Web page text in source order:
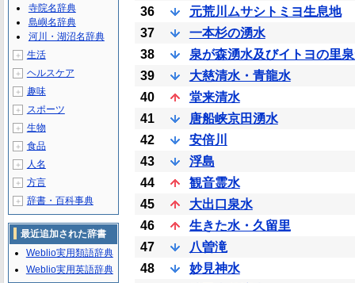
36
元荒川ムサシトミヨ生息地
37
一本杉の湧水
38
泉が森湧水及びイトヨの里
39
大慈清水・青龍水
40
堂来清水
41
唐船峡京田湧水
42
安倍川
43
浮島
44
観音霊水
45
大出口泉水
46
生きた水・久留里
47
八曽滝
48
妙見神水
寺院名辞典
島嶼名辞典
河川・湖沼名辞典
＋ 生活
＋ ヘルスケア
＋ 趣味
＋ スポーツ
＋ 生物
＋ 食品
＋ 人名
＋ 方言
＋ 辞書・百科事典
最近追加された辞書
Weblio実用類語辞典
Weblio実用英語辞典